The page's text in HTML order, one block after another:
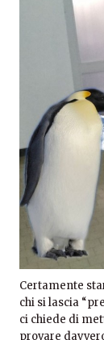
Certamente
chi si lascia
ci chiede di
provare